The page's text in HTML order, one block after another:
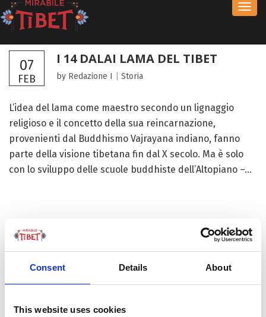
Consent Details About
This website uses cookies
07
FEB
I 14 DALAI LAMA DEL TIBET
by Redazione I Storia
L’idea del lama come maestro secondo un lignaggio
religioso e il concetto della sua reincarnazione,
provenienti dal Buddhismo Vajrayana indiano, fanno
parte della visione tibetana fin dal X secolo. Ma è solo
con lo sviluppo delle scuole buddhiste dell’Altopiano –...
FOCUS TIBET
SULLA VETTA DELLO XIZANG, DOVE IL VENTO
SOFFIA LO SPIRITO DI BUDDHA